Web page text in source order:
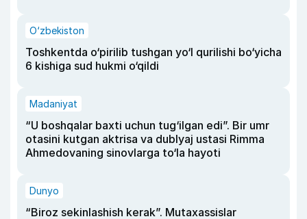
O‘zbekiston
Toshkentda o‘pirilib tushgan yo‘l qurilishi bo‘yicha
6 kishiga sud hukmi o‘qildi
Madaniyat
“U boshqalar baxti uchun tug‘ilgan edi”. Bir umr
otasini kutgan aktrisa va dublyaj ustasi Rimma
Ahmedovaning sinovlarga to‘la hayoti
Dunyo
“Biroz sekinlashish kerak”. Mutaxassislar